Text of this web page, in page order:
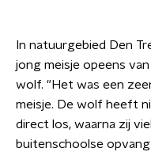
In natuurgebied Den
jong meisje opeens
wolf. "Het was een
meisje. De wolf heeft
direct los, waarna zij
buitenschoolse